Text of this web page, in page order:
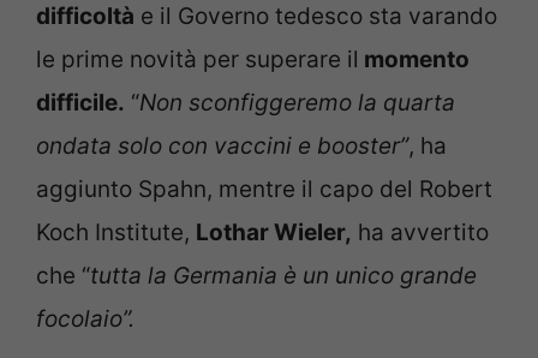
difficoltà e il Governo tedesco sta varando
le prime novità per superare il momento
difficile. “Non sconfiggeremo la quarta
ondata solo con vaccini e booster”, ha
aggiunto Spahn, mentre il capo del Robert
Koch Institute, Lothar Wieler, ha avvertito
che “tutta la Germania è un unico grande
focolaio”.